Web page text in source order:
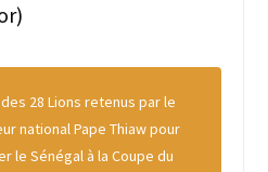
28 Lions retenus par le
national Pape Thiaw pour
le Sénégal à la Coupe du